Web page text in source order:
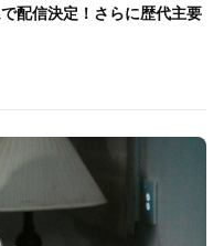
配信決定！さらに歴代主要